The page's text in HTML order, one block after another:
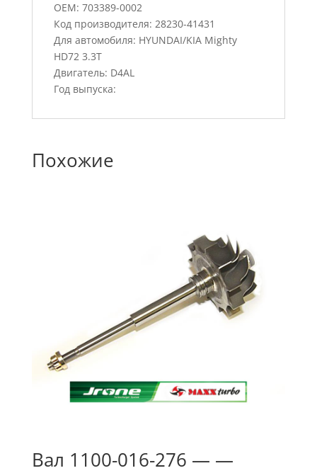
OEM: 703389-0002
Код производителя: 28230-41431
Для автомобиля: HYUNDAI/KIA Mighty
HD72 3.3T
Двигатель: D4AL
Год выпуска:
Похожие
Вал 1100-016-276 — —